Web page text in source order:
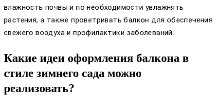
влажность почвы и по необходимости увлажнять
растения, а также проветривать балкон для обеспечения
свежего воздуха и профилактики заболеваний.
Какие идеи оформления балкона в
стиле зимнего сада можно
реализовать?